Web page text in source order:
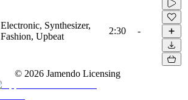
Electronic, Synthesizer,
Fashion, Upbeat
2:30 -
© 2026 Jamendo Licensing